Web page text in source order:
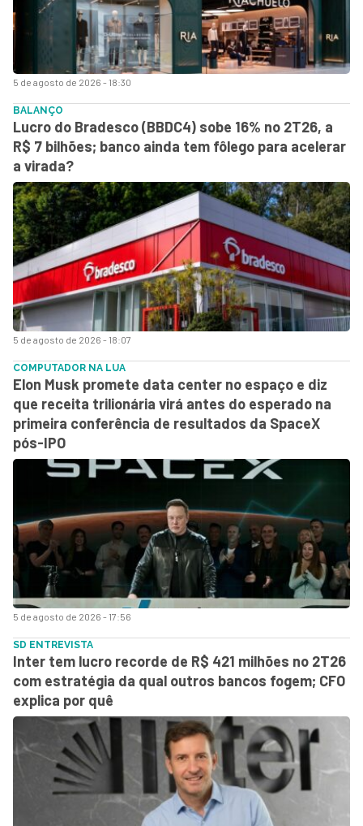
5 de agosto de 2026 - 18:30
5 de agosto de 2026 - 18:07
BALANÇO
Lucro do Bradesco (BBDC4) sobe 16% no 2T26, a
R$ 7 bilhões; banco ainda tem fôlego para acelerar
a virada?
5 de agosto de 2026 - 17:56
COMPUTADOR NA LUA
Elon Musk promete data center no espaço e diz
que receita trilionária virá antes do esperado na
primeira conferência de resultados da SpaceX
pós-IPO
SD ENTREVISTA
Inter tem lucro recorde de R$ 421 milhões no 2T26
com estratégia da qual outros bancos fogem; CFO
explica por quê